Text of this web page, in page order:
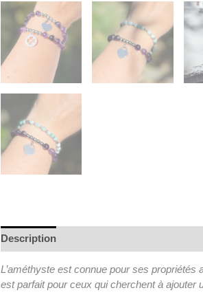
Description
L’améthyste est connue pour ses
est parfait pour ceux qui cherchent à ajouter